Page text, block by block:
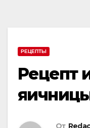
РЕЦЕПТЫ
Рецепт
От